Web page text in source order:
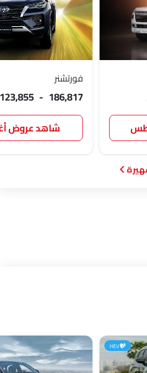
فورتشنر
123,855 - 186,817
شاهد عروض
HEV